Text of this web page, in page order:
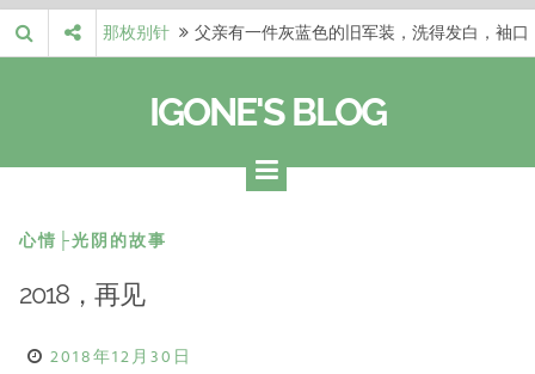
Skip
to
那枚别针
父亲有一件灰蓝色的旧军装，洗得发白，袖口
自己的生活和命…
梁冬 |…
梁冬：有一些人在某个阶段掌握了第一性原
理，完成了一次彻…
梁冬 |…
梁冬：总还有那么百分之一的人，既不努力，
IGONE'S BLOG
心情├光阴的故事
2018，再见
2018年12月30日